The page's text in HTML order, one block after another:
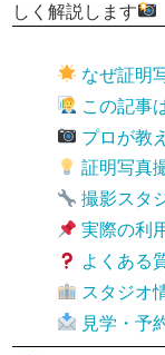
しく解説します
なぜ証明
この記事
プロが教
証明写真
撮影スタ
実際の利
よくある
スタジオ
見学・予